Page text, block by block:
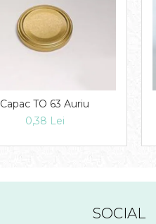
Capac TO 63 Auriu
0,38 Lei
SOCIAL